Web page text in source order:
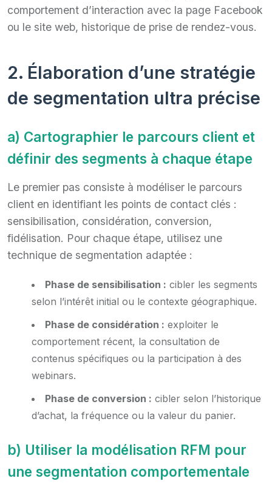
comportement d’interaction avec la page Facebook
ou le site web, historique de prise de rendez-vous.
2. Élaboration d’une stratégie
de segmentation ultra précise
a) Cartographier le parcours client et
définir des segments à chaque étape
Le premier pas consiste à modéliser le parcours
client en identifiant les points de contact clés :
sensibilisation, considération, conversion,
fidélisation. Pour chaque étape, utilisez une
technique de segmentation adaptée :
Phase de sensibilisation : cibler les segments
selon l’intérêt initial ou le contexte géographique.
Phase de considération : exploiter le
comportement récent, la consultation de
contenus spécifiques ou la participation à des
webinars.
Phase de conversion : cibler selon l’historique
d’achat, la fréquence ou la valeur du panier.
b) Utiliser la modélisation RFM pour
une segmentation comportementale